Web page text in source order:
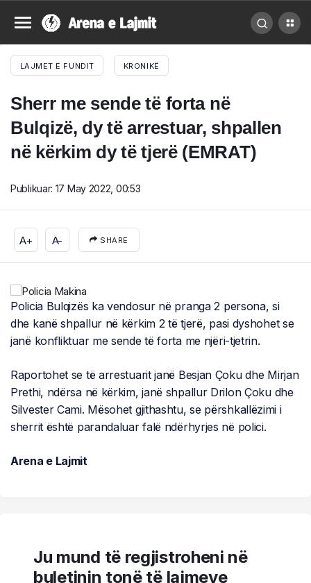
LAJMET E FUNDIT KRONIKË
Sherr me sende të forta në
Bulqizë, dy të arrestuar, shpallen
në kërkim dy të tjerë (EMRAT)
Publikuar: 17 May 2022, 00:53
A+ A- SHARE
Policia Bulqizës ka vendosur në pranga 2 persona, si
dhe kanë shpallur në kërkim 2 të tjerë, pasi dyshohet se
janë konfliktuar me sende të forta me njëri-tjetrin.
Raportohet se të arrestuarit janë Besjan Çoku dhe Mirjan
Prethi, ndërsa në kërkim, janë shpallur Drilon Çoku dhe
Silvester Cami. Mësohet gjithashtu, se përshkallëzimi i
sherrit është parandaluar falë ndërhyrjes në polici.
Arena e Lajmit
Ju mund të regjistroheni në
buletinin tonë të lajmeve